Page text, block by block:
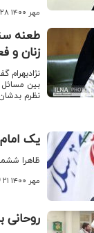
۲۸ مهر ۱۴۰۰
طعنه
زنان و
نژادبهرام
بین
نظرم
یک
ظاهرا
۲۱ مهر ۱۴۰۰